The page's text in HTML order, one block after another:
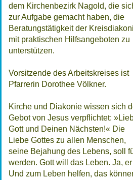
dem Kirchenbezirk Nagold, die
zur Aufgabe gemacht haben, die
Beratungstätigkeit der
mit praktischen Hilfsangeboten zu
unterstützen.
Vorsitzende des Arbeitskreises ist
Pfarrerin Dorothee Völkner.
Kirche und Diakonie wissen sich
Gebot von Jesus verpflichtet:
Gott und Deinen Nächsten!« Die
Liebe Gottes zu allen Menschen,
seine Bejahung des Lebens, soll
werden. Gott will das Leben. Ja,
Und zum Leben helfen, das